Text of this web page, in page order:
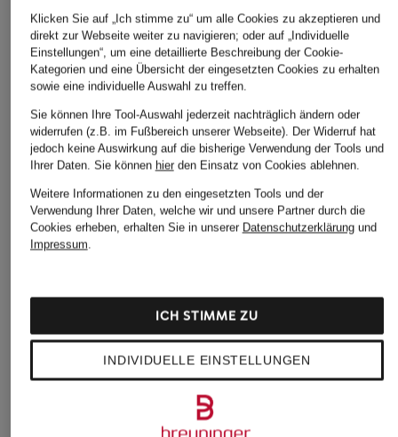
LLOYD
Slip-on-Sneaker
METRO
ENTERPRISE JAPAN
Sneaker JUPITER
ROCKET
CHF 159
Ursprünglich:CHF 209
Santoni
Sneaker
CHF 399
Ursprünglich:
Weitere Kategorien
Polo Ralph Lauren Jacken
Klicken Sie auf „Ich stimme zu“ um alle Cookies zu akzeptieren und
direkt zur Webseite weiter zu navigieren; oder auf „Individuelle
Einstellungen“, um eine detaillierte Beschreibung der Cookie-
Kategorien und eine Übersicht der eingesetzten Cookies zu erhalten
sowie eine individuelle Auswahl zu treffen.
Sie können Ihre Tool-Auswahl jederzeit nachträglich ändern oder
widerrufen (z.B. im Fußbereich unserer Webseite). Der Widerruf hat
jedoch keine Auswirkung auf die bisherige Verwendung der Tools und
Ihrer Daten. Sie können hierden Einsatz von Cookies ablehnen.
Weitere Informationen zu den eingesetzten Tools und der
Verwendung Ihrer Daten, welche wir und unsere Partner durch die
Cookies erheben, erhalten Sie in unserer Datenschutzerklärungund
Impressum.
INDIVIDUELLE EINSTELLUNGEN
ICH STIMME ZU